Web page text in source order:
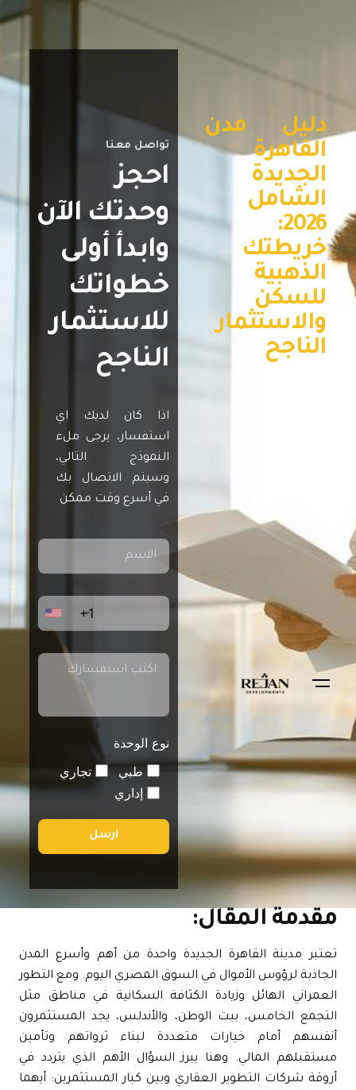
دليل مدن
القاهرة
الجديدة
الشامل
2026:
خريطتك
الذهبية
للسكن
والاستثمار
الناجح
تواصل معنا
احجز
وحدتك الآن
وابدأ أولى
خطواتك
للاستثمار
الناجح
اذا كان لديك اي
استفسار، يرجى ملء
النموذج التالي،
وسيتم الاتصال بك
في أسرع وقت ممكن
نوع الوحدة
تجاري
طبي
إداري
ارسل
المقال:
مدينة القاهرة الجديدة واحدة من أهم وأسرع المدن
لرؤوس الأموال في السوق المصري اليوم. ومع التطور
الهائل وزيادة الكثافة السكانية في مناطق مثل
الخامس، بيت الوطن، والأندلس، يجد المستثمرون
أمام خيارات متعددة لبناء ثرواتهم وتأمين
المالي. وهنا يبرز السؤال الأهم الذي يتردد في
شركات التطوير العقاري وبين كبار المستثمرين: أيهما